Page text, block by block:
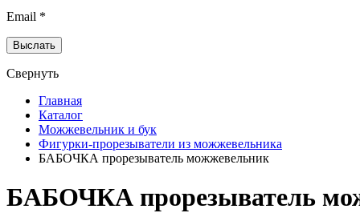
Email *
Свернуть
Главная
Каталог
Можжевельник и бук
Фигурки-прорезыватели из можжевельника
БАБОЧКА прорезыватель можжевельник
БАБОЧКА прорезыватель